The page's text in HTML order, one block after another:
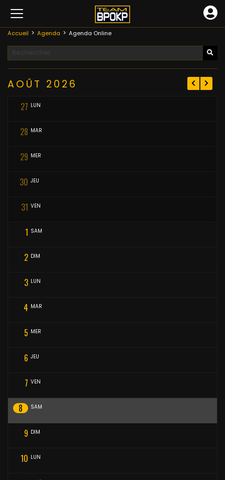
Accueil Agenda Agenda Online
AOÛT 2026
27 LUN
28 MAR
29 MER
30 JEU
31 VEN
1 SAM
2 DIM
3 LUN
4 MAR
5 MER
6 JEU
7 VEN
8 SAM
9 DIM
10 LUN